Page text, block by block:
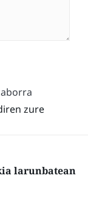
zure
larunbatean